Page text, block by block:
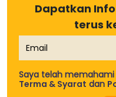
Dapatkan
terus
Saya telah
Terma & Syarat dan